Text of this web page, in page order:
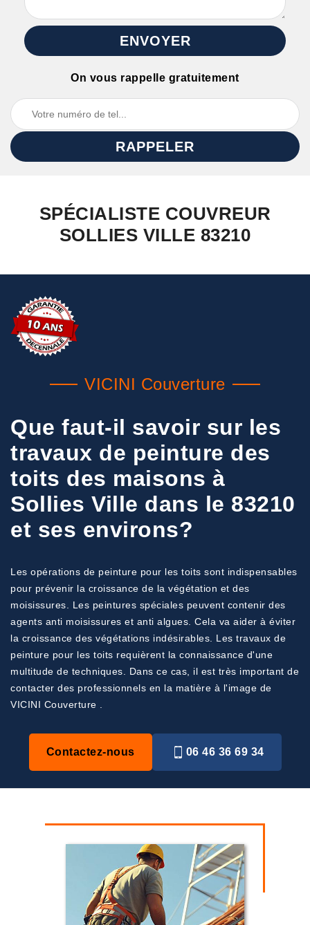
On vous rappelle gratuitement
SPÉCIALISTE COUVREUR
SOLLIES VILLE 83210
VICINI Couverture
Que faut-il savoir sur les
travaux de peinture des
toits des maisons à
Sollies Ville dans le 83210
et ses environs?
Les opérations de peinture pour les toits sont indispensables
pour prévenir la croissance de la végétation et des
moisissures. Les peintures spéciales peuvent contenir des
agents anti moisissures et anti algues. Cela va aider à éviter
la croissance des végétations indésirables. Les travaux de
peinture pour les toits requièrent la connaissance d'une
multitude de techniques. Dans ce cas, il est très important de
contacter des professionnels en la matière à l'image de
VICINI Couverture .
Contactez-nous 06 46 36 69 34